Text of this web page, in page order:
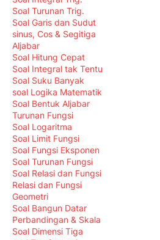
Soal Turunan Trig.
Soal Garis dan Sudut
sinus, Cos & Segitiga
Aljabar
Soal Hitung Cepat
Soal Integral tak Tentu
Soal Suku Banyak
soal Logika Matematik
Soal Bentuk Aljabar
Turunan Fungsi
Soal Logaritma
Soal Limit Fungsi
Soal Fungsi Eksponen
Soal Turunan Fungsi
Soal Relasi dan Fungsi
Relasi dan Fungsi
Geometri
Soal Bangun Datar
Perbandingan & Skala
Soal Dimensi Tiga